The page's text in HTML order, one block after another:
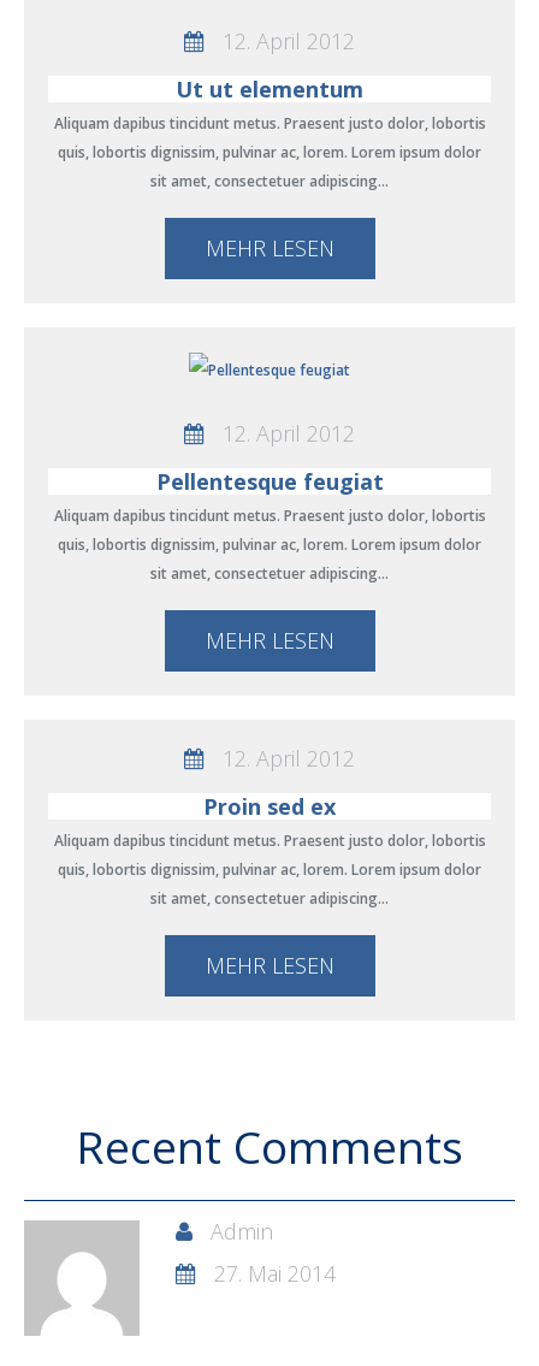
12. April 2012
Ut ut elementum
Aliquam dapibus tincidunt metus. Praesent justo dolor, lobortis
quis, lobortis dignissim, pulvinar ac, lorem. Lorem ipsum dolor
sit amet, consectetuer adipiscing…
MEHR LESEN
12. April 2012
Pellentesque feugiat
Aliquam dapibus tincidunt metus. Praesent justo dolor, lobortis
quis, lobortis dignissim, pulvinar ac, lorem. Lorem ipsum dolor
sit amet, consectetuer adipiscing…
MEHR LESEN
12. April 2012
Proin sed ex
Aliquam dapibus tincidunt metus. Praesent justo dolor, lobortis
quis, lobortis dignissim, pulvinar ac, lorem. Lorem ipsum dolor
sit amet, consectetuer adipiscing…
MEHR LESEN
Recent Comments
Admin
27. Mai 2014